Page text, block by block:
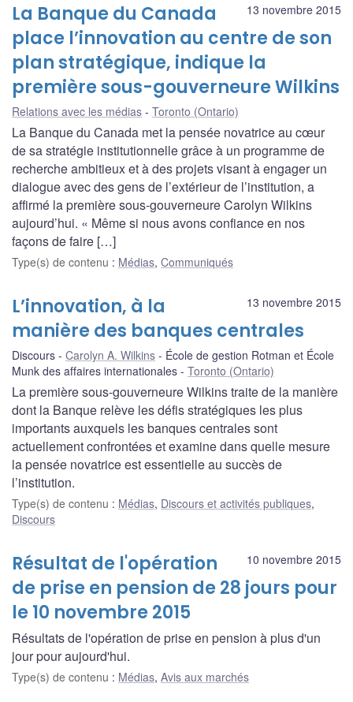
13 novembre 2015
La Banque du Canada
place l’innovation au centre de son
plan stratégique, indique la
première sous-gouverneure Wilkins
Relations avec les médias Toronto (Ontario)
La Banque du Canada met la pensée novatrice au cœur
de sa stratégie institutionnelle grâce à un programme de
recherche ambitieux et à des projets visant à engager un
dialogue avec des gens de l’extérieur de l’institution, a
affirmé la première sous-gouverneure Carolyn Wilkins
aujourd’hui. « Même si nous avons confiance en nos
façons de faire […]
Type(s) de contenu : Médias, Communiqués
13 novembre 2015
L’innovation, à la
manière des banques centrales
Discours Carolyn A. Wilkins
École de gestion Rotman et École
Munk des affaires internationales
Toronto (Ontario)
La première sous-gouverneure Wilkins traite de la manière
dont la Banque relève les défis stratégiques les plus
importants auxquels les banques centrales sont
actuellement confrontées et examine dans quelle mesure
la pensée novatrice est essentielle au succès de
l’institution.
Type(s) de contenu : Médias, Discours et activités publiques,
Discours
10 novembre 2015
Résultat de l'opération
de prise en pension de 28 jours pour
le 10 novembre 2015
Résultats de l'opération de prise en pension à plus d'un
jour pour aujourd'hui.
Type(s) de contenu : Médias, Avis aux marchés